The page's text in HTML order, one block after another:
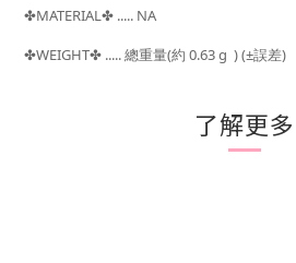
✤MATERIAL✤ ..... NA
✤WEIGHT✤ ..... 總重量(約 0.63 g ) (±誤差)
了解更多